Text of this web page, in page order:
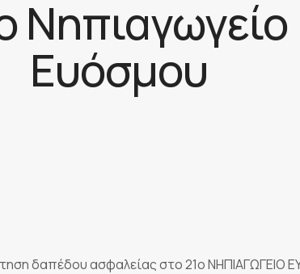
Νηπιαγωγείο
Ευόσμου
δαπέδου ασφαλείας στο 21ο ΝΗΠΙΑΓΩΓΕΙΟ